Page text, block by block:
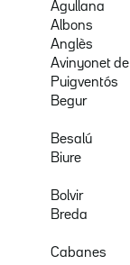
Agullana
Albons
Anglès
Avinyonet de
Puigventós
Begur
Besalú
Biure
Bolvir
Breda
Cabanes